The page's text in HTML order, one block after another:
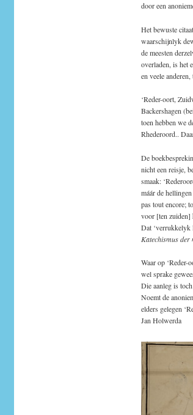
door een
Het bewuste
waarschijnlyk
de meesten
overladen, is het
en veele
‘Reder-oort,
Backershagen
toen hebben we
Rhederoord..
De
nicht een reisje,
smaak:
máár de
pas tout encore;
voor [ten zuiden]
Dat ‘verrukkelyk
Katechismus der
Waar op ‘Reder-
wel sprake
Die aanleg is
Noemt de
elders gelegen
Jan Holwerda